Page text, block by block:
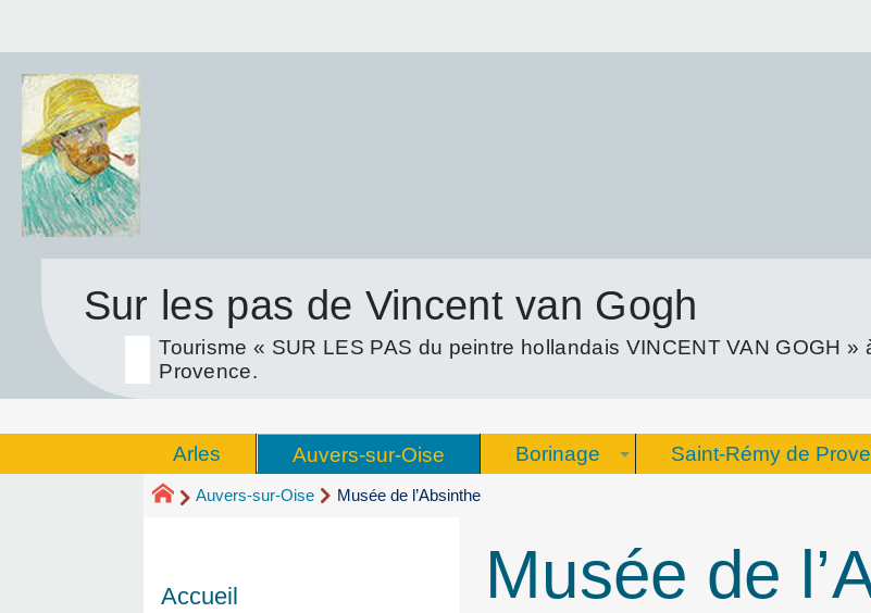
Sur les pas de Vincent van Gogh
Tourisme « SUR LES PAS du peintre hollandais VINCENT VAN GOGH
Provence.
Arles Auvers-sur-Oise Borinage Saint-Rémy de
Auvers-sur-Oise Musée de l’Absinthe
Musée de
Accueil